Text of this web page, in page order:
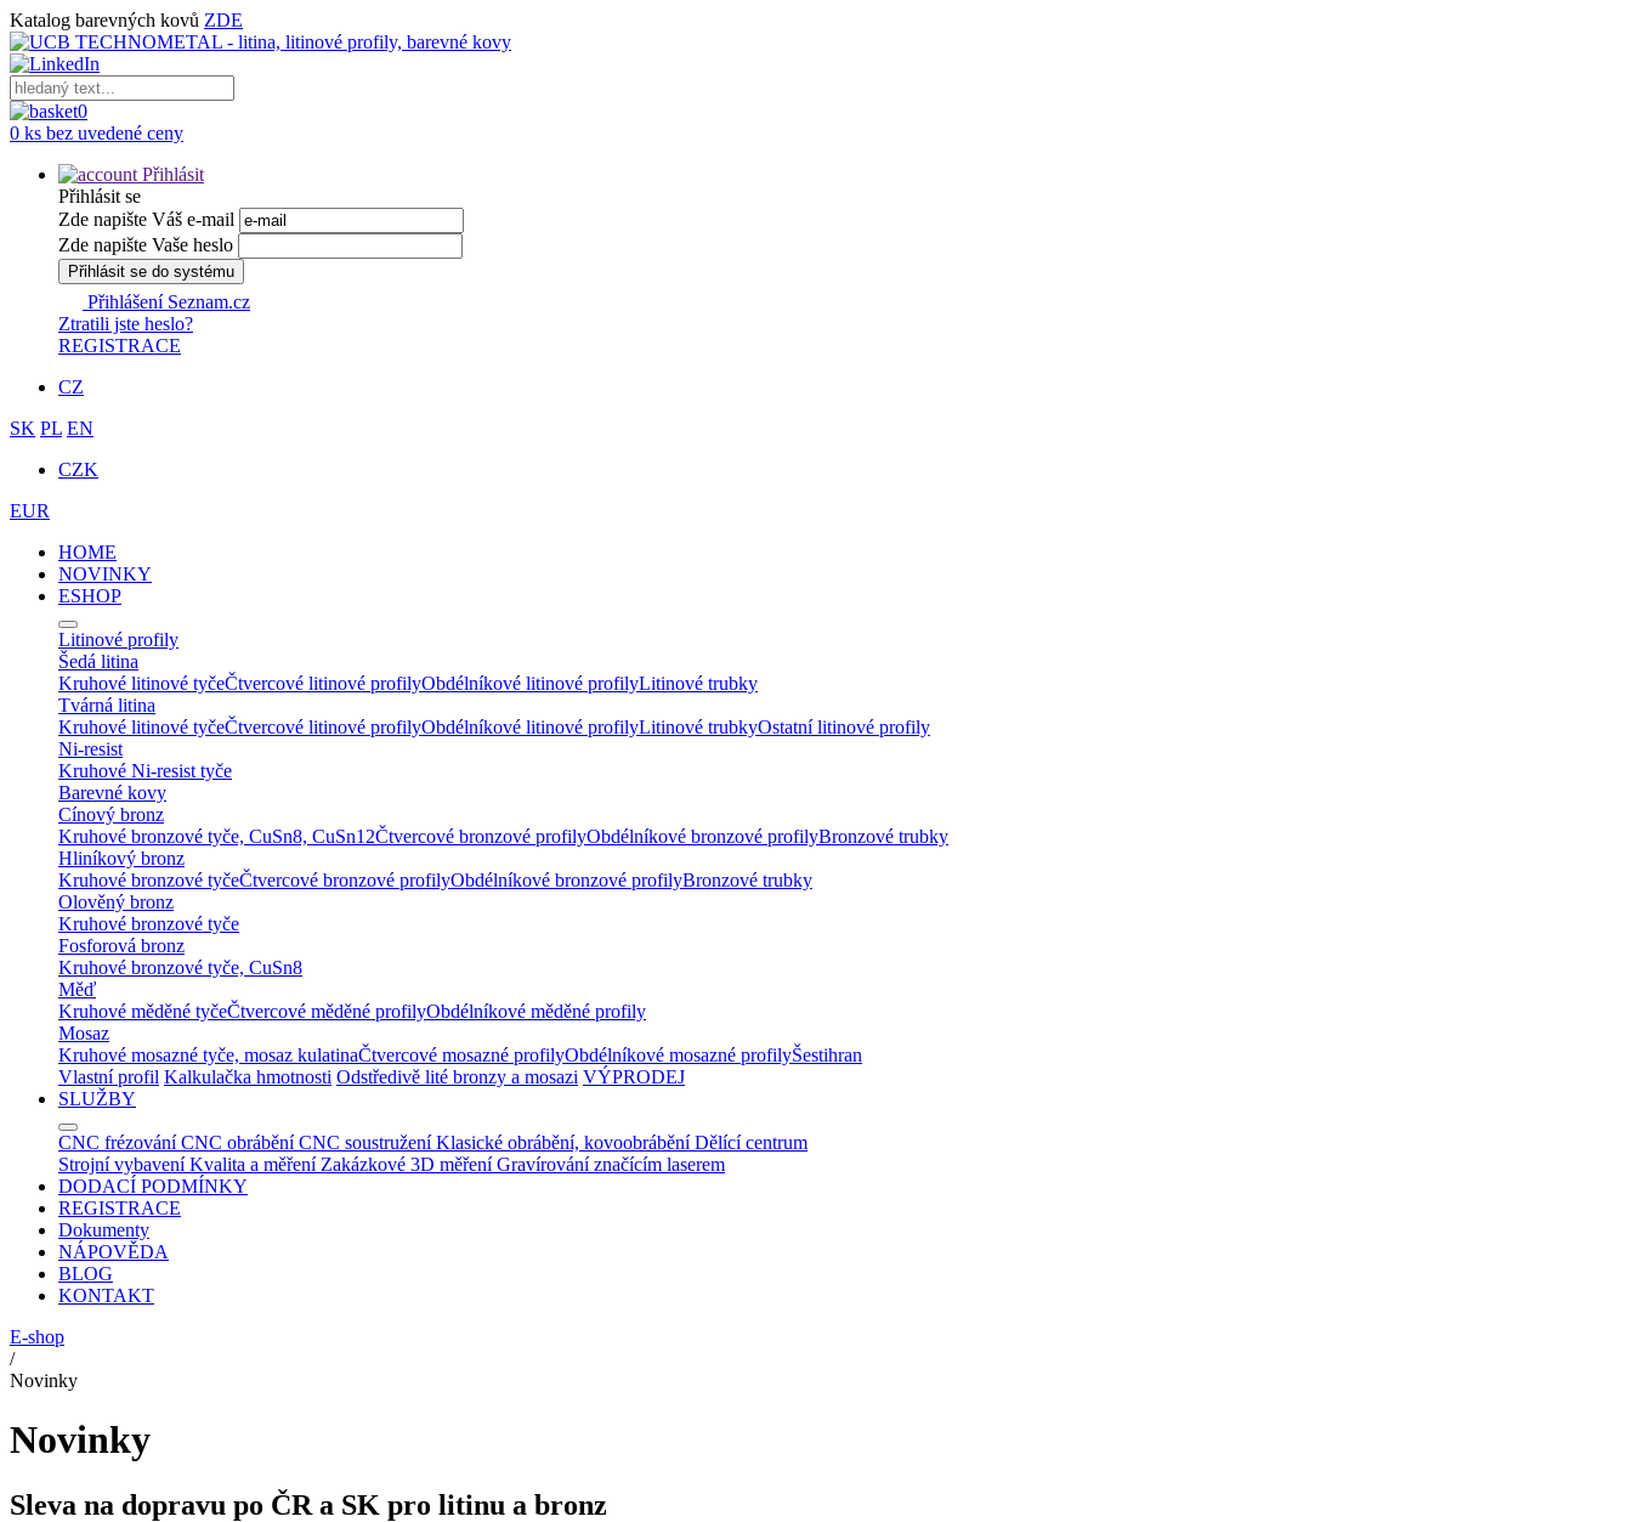
Katalog barevných kovů ZDE
0
0 ks bez uvedené ceny
Přihlásit
Přihlásit se
Zde napište Váš e-mail
Zde napište Vaše heslo
Přihlásit se do systému
Přihlášení Seznam.cz
Ztratili jste heslo?
REGISTRACE
CZ
SK PL EN
CZK
EUR
HOME
NOVINKY
ESHOP
Litinové profily
Šedá litina
Kruhové litinové tyčeČtvercové litinové profilyObdélníkové litinové profilyLitinové trubky
Tvárná litina
Kruhové litinové tyčeČtvercové litinové profilyObdélníkové litinové profilyLitinové trubkyOstatní litinové profily
Ni-resist
Kruhové Ni-resist tyče
Barevné kovy
Cínový bronz
Kruhové bronzové tyče, CuSn8, CuSn12Čtvercové bronzové profilyObdélníkové bronzové profilyBronzové trubky
Hliníkový bronz
Kruhové bronzové tyčeČtvercové bronzové profilyObdélníkové bronzové profilyBronzové trubky
Olověný bronz
Kruhové bronzové tyče
Fosforová bronz
Kruhové bronzové tyče, CuSn8
Měď
Kruhové měděné tyčeČtvercové měděné profilyObdélníkové měděné profily
Mosaz
Kruhové mosazné tyče, mosaz kulatinaČtvercové mosazné profilyObdélníkové mosazné profilyŠestihran
Vlastní profil Kalkulačka hmotnosti Odstředivě lité bronzy a mosazi VÝPRODEJ
SLUŽBY
CNC frézování CNC obrábění CNC soustružení Klasické obrábění, kovoobrábění Dělící centrum
Strojní vybavení Kvalita a měření Zakázkové 3D měření Gravírování značícím laserem
DODACÍ PODMÍNKY
REGISTRACE
Dokumenty
NÁPOVĚDA
BLOG
KONTAKT
E-shop
/
Novinky
Novinky
Sleva na dopravu po ČR a SK pro litinu a bronz